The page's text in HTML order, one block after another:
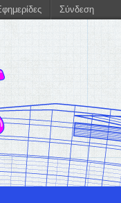
Σύνδεση